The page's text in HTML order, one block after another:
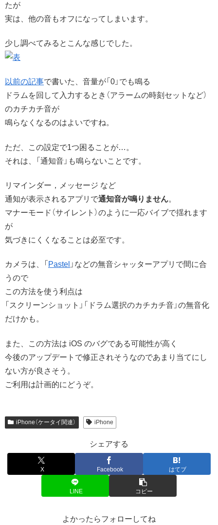
たが
実は、他の音もオフになってしまいます。
少し調べてみるとこんな感じでした。
以前の記事で書いた、音量が「0」でも鳴る
ドラムを回して入力するとき（アラームの時刻セットなど）
のカチカチ音が
鳴らなくなるのはよいですね。
ただ、この設定で1つ困ることが…。
それは、「通知音」も鳴らないことです。
リマインダー，メッセージ など
通知が表示されるアプリで通知音が鳴りません。
マナーモード（サイレント）のように一応バイブで揺れます
が
気づきにくくなることは必至です。
カメラは、「 Pastel 」などの無音シャッターアプリで間に合
うので
この方法を使う利点は
「スクリーンショット」「ドラム選択のカチカチ音」の無音化
だけかも。
また、この方法は iOS のバグである可能性が高く
今後のアップデートで修正されそうなのであまり当てにし
ない方が良さそう。
ご利用は計画的にどうぞ。
iPhone（ケータイ関連） iPhone
シェアする
X Facebook はてブ
LINE コピー
よかったらフォローしてね